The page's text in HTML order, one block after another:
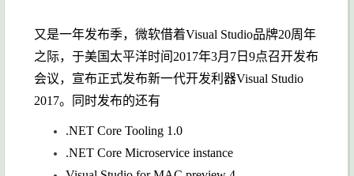
又是一年发布季，微软借着Visual Studio品牌20周年
之际，于美国太平洋时间2017年3月7日9点召开发布
会议，宣布正式发布新一代开发利器Visual Studio
2017。同时发布的还有
.NET Core Tooling 1.0
.NET Core Microservice instance